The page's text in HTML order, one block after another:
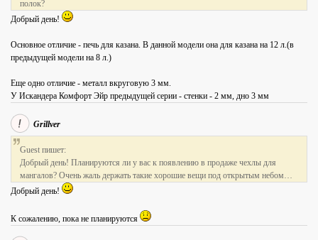
полок?
Добрый день!
Основное отличие - печь для казана. В данной модели она для казана на 12 л.(в
предыдущей модели на 8 л.)
Еще одно отличие - металл вкруговую 3 мм.
У Искандера Комфорт Эйр предыдущей серии - стенки - 2 мм, дно 3 мм
Grillver
Guest пишет:
Добрый день! Планируются ли у вас к появлению в продаже чехлы для
мангалов? Очень жаль держать такие хорошие вещи под открытым небом…
Добрый день!
К сожалению, пока не планируются